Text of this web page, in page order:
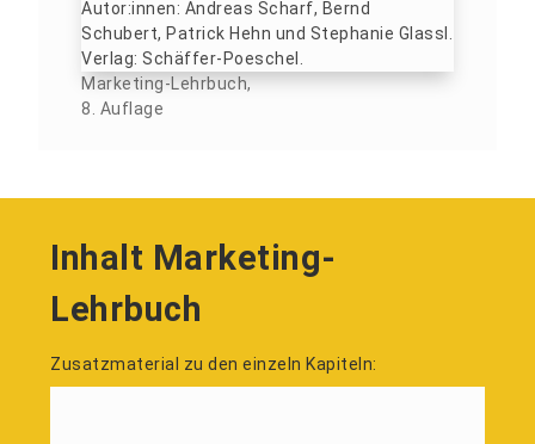
Marketing-Lehrbuch,
8. Auflage
Inhalt Marketing-
Lehrbuch
Zusatzmaterial zu den einzeln Kapiteln: